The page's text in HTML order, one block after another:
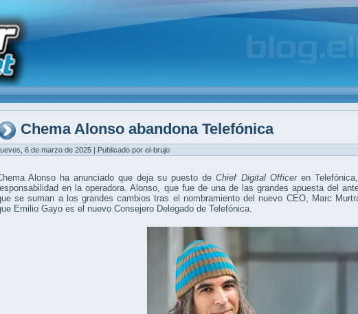
Chema Alonso abandona Telefónica
6 de marzo de 2025 | Publicado por el-brujo
Alonso ha anunciado que deja su puesto deChief Digital Officeren
en la operadora. Alonso, que fue de una de las grandes apuesta del
se suman a los grandes cambios tras el nombramiento del nuevo CEO, Marc
Emilio Gayo es el nuevo Consejero Delegado de Telefónica.